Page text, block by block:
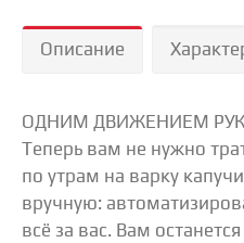
Описание
ОДНИМ ДВИЖЕНИЕМ
Теперь вам не нужно
по утрам на варку
вручную:
всё за вас. Вам